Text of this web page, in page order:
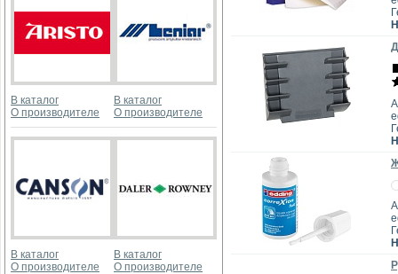
В каталог
О производителе
В каталог
О производителе
В каталог
О производителе
В каталог
О производителе